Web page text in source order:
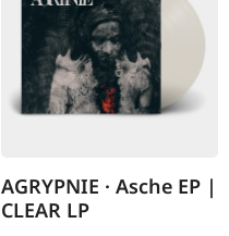
AGRYPNIE · Asche EP |
CLEAR LP